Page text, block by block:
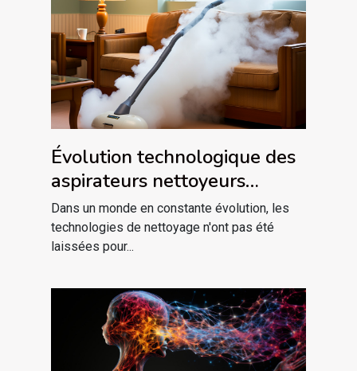
Évolution technologique des
aspirateurs nettoyeurs
vapeur en 2023
Dans un monde en constante évolution, les
technologies de nettoyage n'ont pas été
laissées pour...